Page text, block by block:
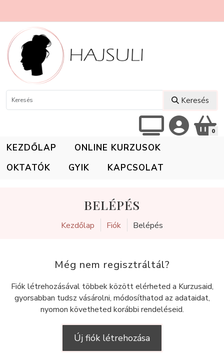
Keresés
0
KEZDŐLAP
ONLINE KURZUSOK
OKTATÓK
GYIK KAPCSOLAT
BELÉPÉS
Kezdőlap Fiók Belépés
Még nem regisztráltál?
Fiók létrehozásával többek között elérheted a Kurzusaid,
gyorsabban tudsz vásárolni, módosíthatod az adataidat,
nyomon követheted korábbi rendeléseid.
Új fiók létrehozása